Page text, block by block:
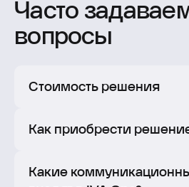
Часто
вопросы
Стоимость решения
Как приобрести
Какие